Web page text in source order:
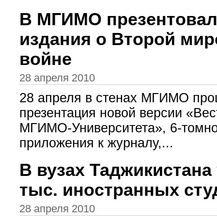
В МГИМО
издания о Второй
войне
28 апреля 2010
28 апреля в стенах МГИМО
презентация новой версии
МГИМО-Университета», 6-
приложения к журналу,...
В вузах Таджикистана
тыс. иностранных
28 апреля 2010